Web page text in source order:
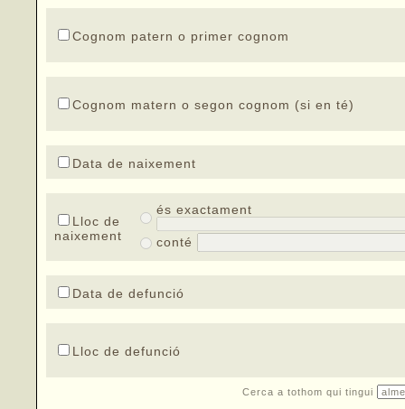
Cognom patern o primer cognom
Cognom matern o segon cognom (si en té)
Data de naixement
Lloc de
naixement
és exactament
conté
Data de defunció
Lloc de defunció
Cerca a tothom qui tingui